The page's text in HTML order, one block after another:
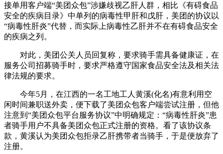
接单用客户端“美团众包”涉嫌歧视乙肝人群，相比《有碍食品
安全的疾病目录》中单列的病毒性甲肝和戊肝，美团的协议以
“病毒性肝炎”代替，而实际上病毒性乙肝并不在有碍食品安全
的疾病之列。
对此，美团公关人员回复称，要求骑手需具备健康证，在
服务公司招募骑手时，要求严格遵守国家食品安全法及相关法
律法规的要求。
今年5月，在江西的一名工地工人黄溪(化名)有意利用空
闲时间兼职送外卖，便下载了美团众包客户端尝试注册，但他
注意到“美团众包平台服务协议”中明确规定：“病毒性肝炎”患
者骑手用户不具备美团众包正式注册的资格。看了该协议条
款，黄溪认为美团众包拒录乙肝携带者当骑手，于是便放弃了
注册。